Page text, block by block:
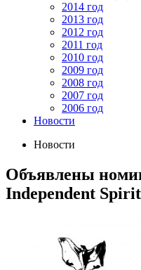
2014 год
2013 год
2012 год
2011 год
2010 год
2009 год
2008 год
2007 год
2006 год
Новости
Новости
Объявлены
Independent